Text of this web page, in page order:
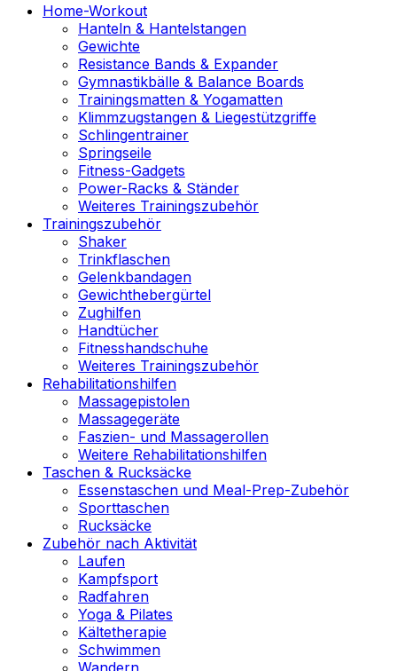
Home-Workout
Hanteln & Hantelstangen
Gewichte
Resistance Bands & Expander
Gymnastikbälle & Balance Boards
Trainingsmatten & Yogamatten
Klimmzugstangen & Liegestützgriffe
Schlingentrainer
Springseile
Fitness-Gadgets
Power-Racks & Ständer
Weiteres Trainingszubehör
Trainingszubehör
Shaker
Trinkflaschen
Gelenkbandagen
Gewichthebergürtel
Zughilfen
Handtücher
Fitnesshandschuhe
Weiteres Trainingszubehör
Rehabilitationshilfen
Massagepistolen
Massagegeräte
Faszien- und Massagerollen
Weitere Rehabilitationshilfen
Taschen & Rucksäcke
Essenstaschen und Meal-Prep-Zubehör
Sporttaschen
Rucksäcke
Zubehör nach Aktivität
Laufen
Kampfsport
Radfahren
Yoga & Pilates
Kältetherapie
Schwimmen
Wandern